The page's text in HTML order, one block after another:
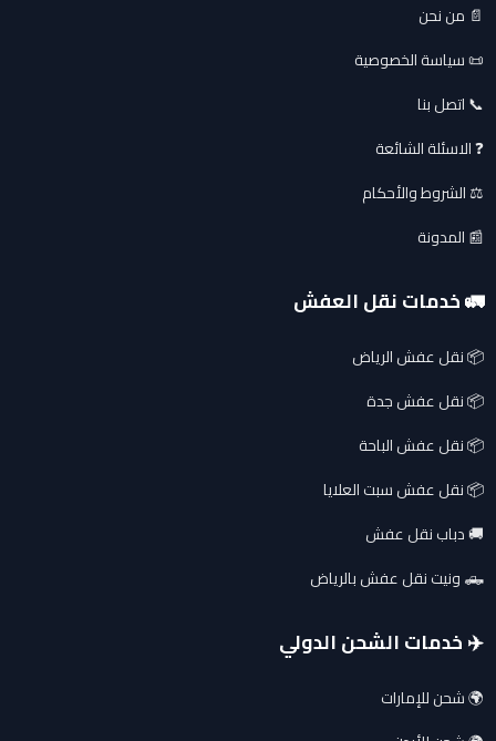
📄 من نحن
📜 سياسة الخصوصية
📞 اتصل بنا
❓ الاسئلة الشائعة
⚖️ الشروط والأحكام
📰 المدونة
🚛 خدمات نقل العفش
📦 نقل عفش الرياض
📦 نقل عفش جدة
📦 نقل عفش الباحة
📦 نقل عفش سبت العلايا
🚚 دباب نقل عفش
🛻 ونيت نقل عفش بالرياض
✈️ خدمات الشحن الدولي
🌍 شحن للإمارات